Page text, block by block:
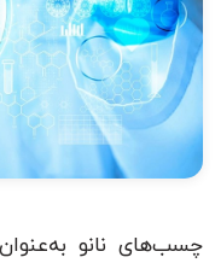
چسب‌های نانو